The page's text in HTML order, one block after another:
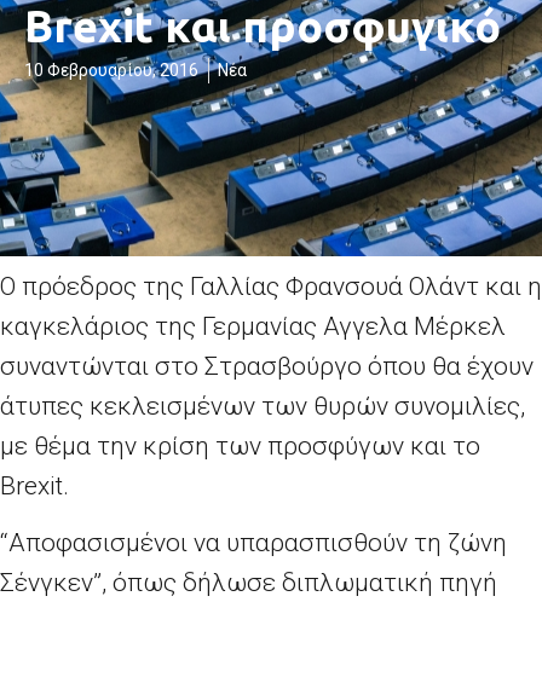
Brexit και προσφυγικό
10 Φεβρουαρίου, 2016 Νέα
Ο πρόεδρος της Γαλλίας Φρανσουά Ολάντ και η
καγκελάριος της Γερμανίας Αγγελα Μέρκελ
συναντώνται στο Στρασβούργο όπου θα έχουν
άτυπες κεκλεισμένων των θυρών συνομιλίες,
με θέμα την κρίση των προσφύγων και το
Brexit.
“Αποφασισμένοι να υπαρασπισθούν τη ζώνη
Σένγκεν”, όπως δήλωσε διπλωματική πηγή